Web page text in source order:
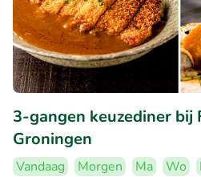
3-gangen keuzediner bij
Groningen
Vandaag Morgen Ma Wo